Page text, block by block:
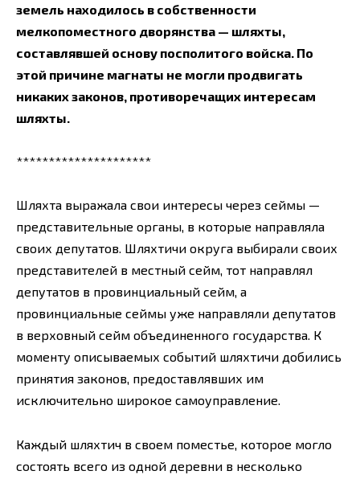
земель находилось в собственности
мелкопоместного дворянства — шляхты,
составлявшей основу посполитого войска. По
этой причине магнаты не могли продвигать
никаких законов, противоречащих интересам
шляхты.
*********************
Шляхта выражала свои интересы через сеймы —
представительные органы, в которые направляла
своих депутатов. Шляхтичи округа выбирали своих
представителей в местный сейм, тот направлял
депутатов в провинциальный сейм, а
провинциальные сеймы уже направляли депутатов
в верховный сейм объединенного государства. К
моменту описываемых событий шляхтичи добились
принятия законов, предоставлявших им
исключительно широкое самоуправление.
Каждый шляхтич в своем поместье, которое могло
состоять всего из одной деревни в несколько